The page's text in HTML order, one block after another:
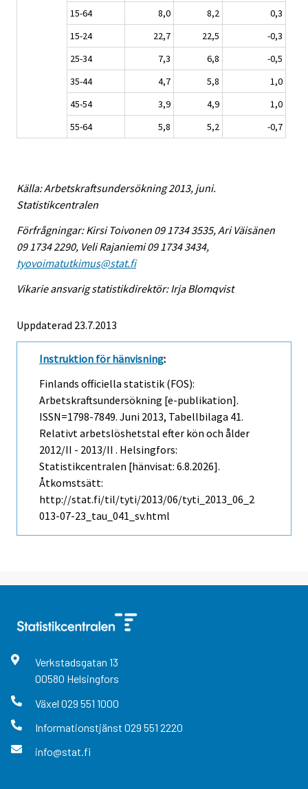
15-64
8,0 8,2
0,3
15-24
22,7 22,5
-0,3
25-34
7,3 6,8
-0,5
35-44
4,7 5,8
1,0
45-54
3,9 4,9
1,0
55-64
5,8 5,2 -0,7
Källa: Arbetskraftsundersökning 2013, juni.
Statistikcentralen
Förfrågningar: Kirsi Toivonen 09 1734 3535, Ari Väisänen
09 1734 2290, Veli Rajaniemi 09 1734 3434,
tyovoimatutkimus@stat.fi
Vikarie ansvarig statistikdirektör: Irja Blomqvist
Uppdaterad 23.7.2013
Instruktion för hänvisning:
Finlands officiella statistik (FOS):
Arbetskraftsundersökning [e-publikation].
ISSN=1798-7849. Juni 2013, Tabellbilaga 41.
Relativt arbetslöshetstal efter kön och ålder
2012/II - 2013/II . Helsingfors:
Statistikcentralen [hänvisat: 6.8.2026].
Åtkomstsätt:
http://stat.fi/til/tyti/2013/06/tyti_2013_06_2
013-07-23_tau_041_sv.html
Verkstadsgatan 13
00580 Helsingfors
Växel 029 551 1000
Informationstjänst 029 551 2220
info@stat.fi